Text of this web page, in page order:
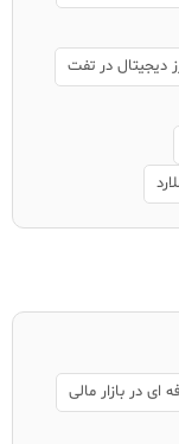
دیجیتال در تفت
در بازار مالی